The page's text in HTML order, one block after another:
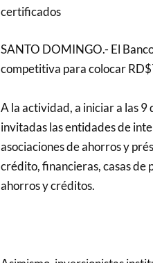
certificados
SANTO DOMINGO.- El
competitiva para colocar
A la actividad, a iniciar a las 9
invitadas las entidades de
asociaciones de ahorros y
crédito, financieras, casas de
ahorros y créditos.